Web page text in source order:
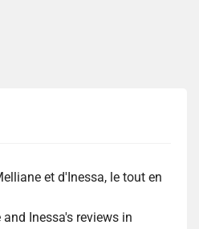
et d'Inessa, le tout en
Inessa's reviews in